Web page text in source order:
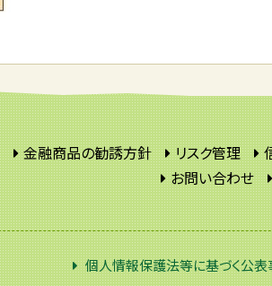
金融商品の勧誘方針 リスク管理
お問い合わせ
個人情報保護法等に基づく公表